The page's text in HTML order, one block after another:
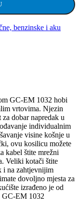
benzinske i aku
GC-EM 1032 hobi
vrtovima. Njezin
dobar napredak u
individualnim
visine košnje u
ovu kosilicu možete
kabel štite mrežni
Veliki kotači štite
i na zahtjevnijim
dovoljno mjesta za
izrađeno je od
GC-EM 1032